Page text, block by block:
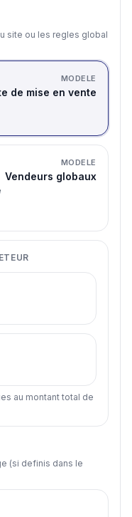
site ou les regles global
MODELE
de mise en vente
MODELE
Vendeurs globaux
au montant total de
(si definis dans le